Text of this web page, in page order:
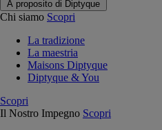
A proposito di Diptyque
Chi siamo Scopri
La tradizione
La maestria
Maisons Diptyque
Diptyque & You
Scopri
Il Nostro Impegno Scopri